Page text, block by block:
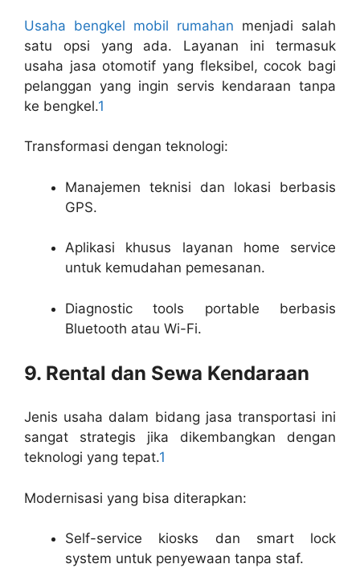
Usaha bengkel mobil rumahan menjadi salah
satu opsi yang ada. Layanan ini termasuk
usaha jasa otomotif yang fleksibel, cocok bagi
pelanggan yang ingin servis kendaraan tanpa
ke bengkel.1
Transformasi dengan teknologi:
Manajemen teknisi dan lokasi berbasis
GPS.
Aplikasi khusus layanan home service
untuk kemudahan pemesanan.
Diagnostic tools portable berbasis
Bluetooth atau Wi-Fi.
9. Rental dan Sewa Kendaraan
Jenis usaha dalam bidang jasa transportasi ini
sangat strategis jika dikembangkan dengan
teknologi yang tepat.1
Modernisasi yang bisa diterapkan:
Self-service kiosks dan smart lock
system untuk penyewaan tanpa staf.